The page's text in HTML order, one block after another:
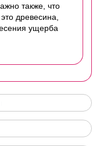
также, что
древесина,
ущерба